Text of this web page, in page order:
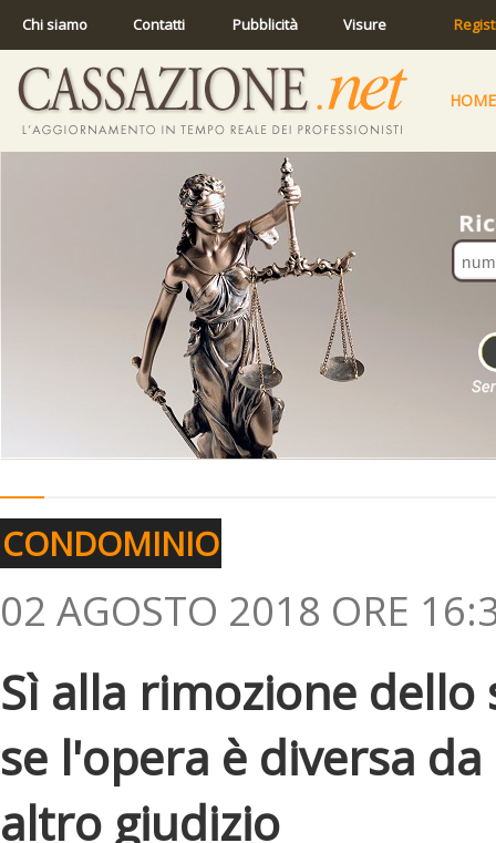
Chi siamo Contatti Pubblicità Visure
HOME
CONDOMINIO
02 AGOSTO 2018 ORE
Sì alla rimozione
se l'opera è diversa
altro giudizio